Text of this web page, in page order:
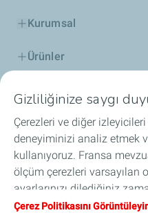
Kurumsal
Ürünler
İş Birlikleri
Motor Sporları
S.S.S
Gizliliğinize saygı
Çerezleri ve diğer
deneyiminizi analiz etmek
kullanıyoruz. Fransa
ölçüm çerezleri varsayılan
ayarlarınızı dilediğiniz
düğmesine tıklayarak
Çerez Politikasını